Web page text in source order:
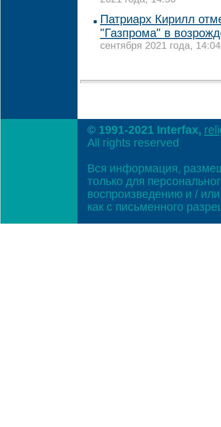
Патриарх Кирилл
"Газпрома" в
сентября 2021 года, 14:04
© 1991-2021 Interfax,
All rights reserved
Вся информация,
только для
воспроизведению и /
как с письменного